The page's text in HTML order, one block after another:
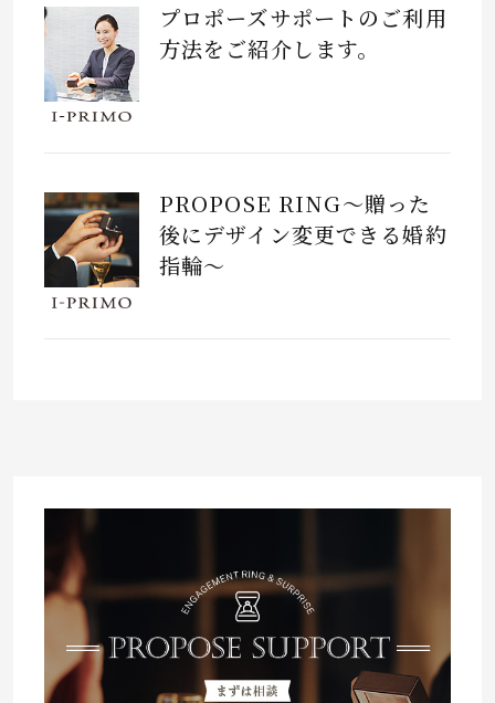
プロポーズサポートのご利用
方法をご紹介します。
PROPOSE RING～贈った
後にデザイン変更できる婚約
指輪～